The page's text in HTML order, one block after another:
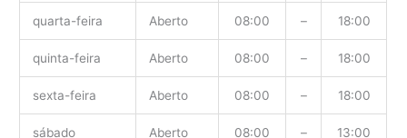
quarta-feira Aberto 08:00 – 18:00
quinta-feira Aberto 08:00 – 18:00
sexta-feira Aberto 08:00 – 18:00
sábado Aberto 08:00 – 13:00